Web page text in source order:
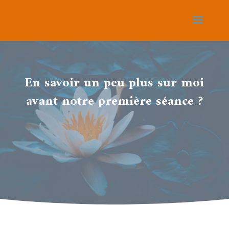
En savoir un peu plus sur moi
avant notre première séance ?